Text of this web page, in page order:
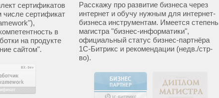
сертификатов
числе сертификат
в
на продукте
сайтом".
Расскажу про развитие бизнеса через
интернет и обучу нужным для интернет-
бизнеса инструментам. Имеется степень
магистра "бизнес-информатики",
официальный статус бизнес-партнёра
1С-Битрикс и рекомендации (недв./стр-
во).